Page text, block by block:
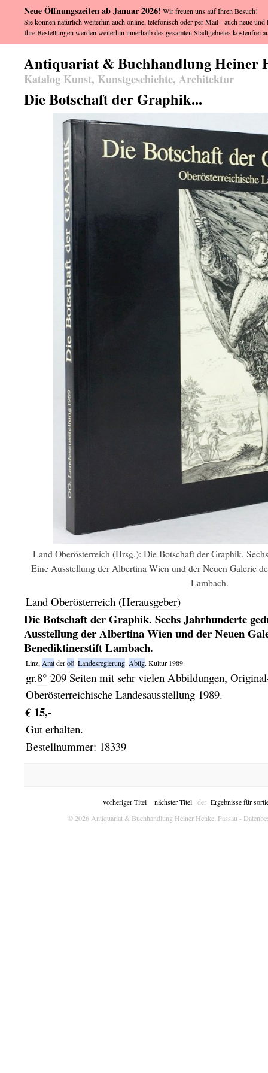
Antiquariat & Buchhandlung Heiner
Katalog Kunst, Kunstgeschichte, Architektur
Die Botschaft der Graphik...
Land Oberösterreich (Hrsg.): Die Botschaft der Graphik.
Eine Ausstellung der Albertina Wien und der Neuen Galerie
Lambach.
Land Oberösterreich (Herausgeber)
Die Botschaft der Graphik. Sechs Jahrhunderte
Ausstellung der Albertina Wien und der Neuen
Benediktinerstift Lambach.
Linz, Amtderoö. Landesregierung. Abtlg. Kultur 1989.
gr.8° 209 Seiten mit sehr vielen Abbildungen,
Oberösterreichische Landesausstellung 1989.
€ 15,-
Gut erhalten.
Bestellnummer: 18339
vorheriger Titel nächster Titel der Ergebnisse für
© 2026 Antiquariat & Buchhandlung Heiner Henke, Passau -
Neue Öffnungszeiten ab Januar 2026! Wir freuen uns auf Ihren Besuch!
Sie können natürlich weiterhin auch online, telefonisch oder per Mail - auch neue
Ihre Bestellungen werden weiterhin innerhalb des gesamten Stadtgebietes kostenfrei